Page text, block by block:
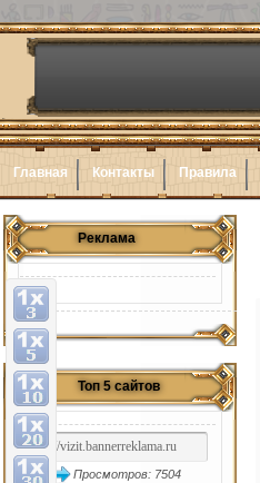
Главная Контакты Правила
Реклама
Топ 5 сайтов
Просмотров: 7504